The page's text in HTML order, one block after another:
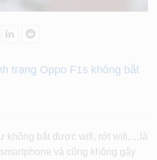
trạng Oppo F1s không bắt
không bắt được wifi, rớt wifi,…là
và cũng không gây